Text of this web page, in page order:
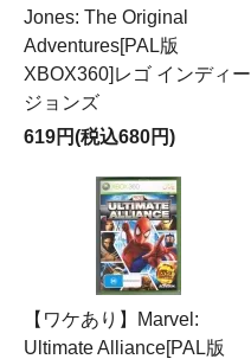
Jones: The Original
Adventures[PAL版
XBOX360]レゴ インディー
ジョンズ
619円(税込680円)
【ワケあり】Marvel:
Ultimate Alliance[PAL版